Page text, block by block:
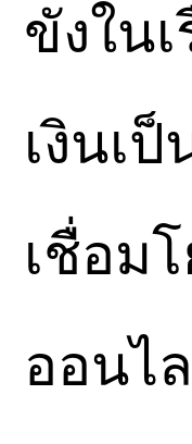
ขังใน
เงินเ
เชื่อม
ออนไ